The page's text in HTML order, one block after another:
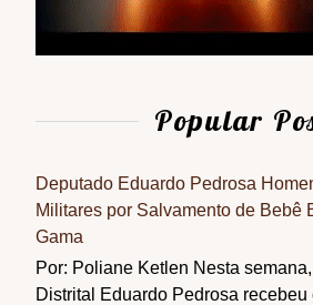
Popular
Deputado Eduardo Pedrosa
Militares por Salvamento de Bebê
Gama
Por: Poliane Ketlen Nesta
Distrital Eduardo Pedrosa